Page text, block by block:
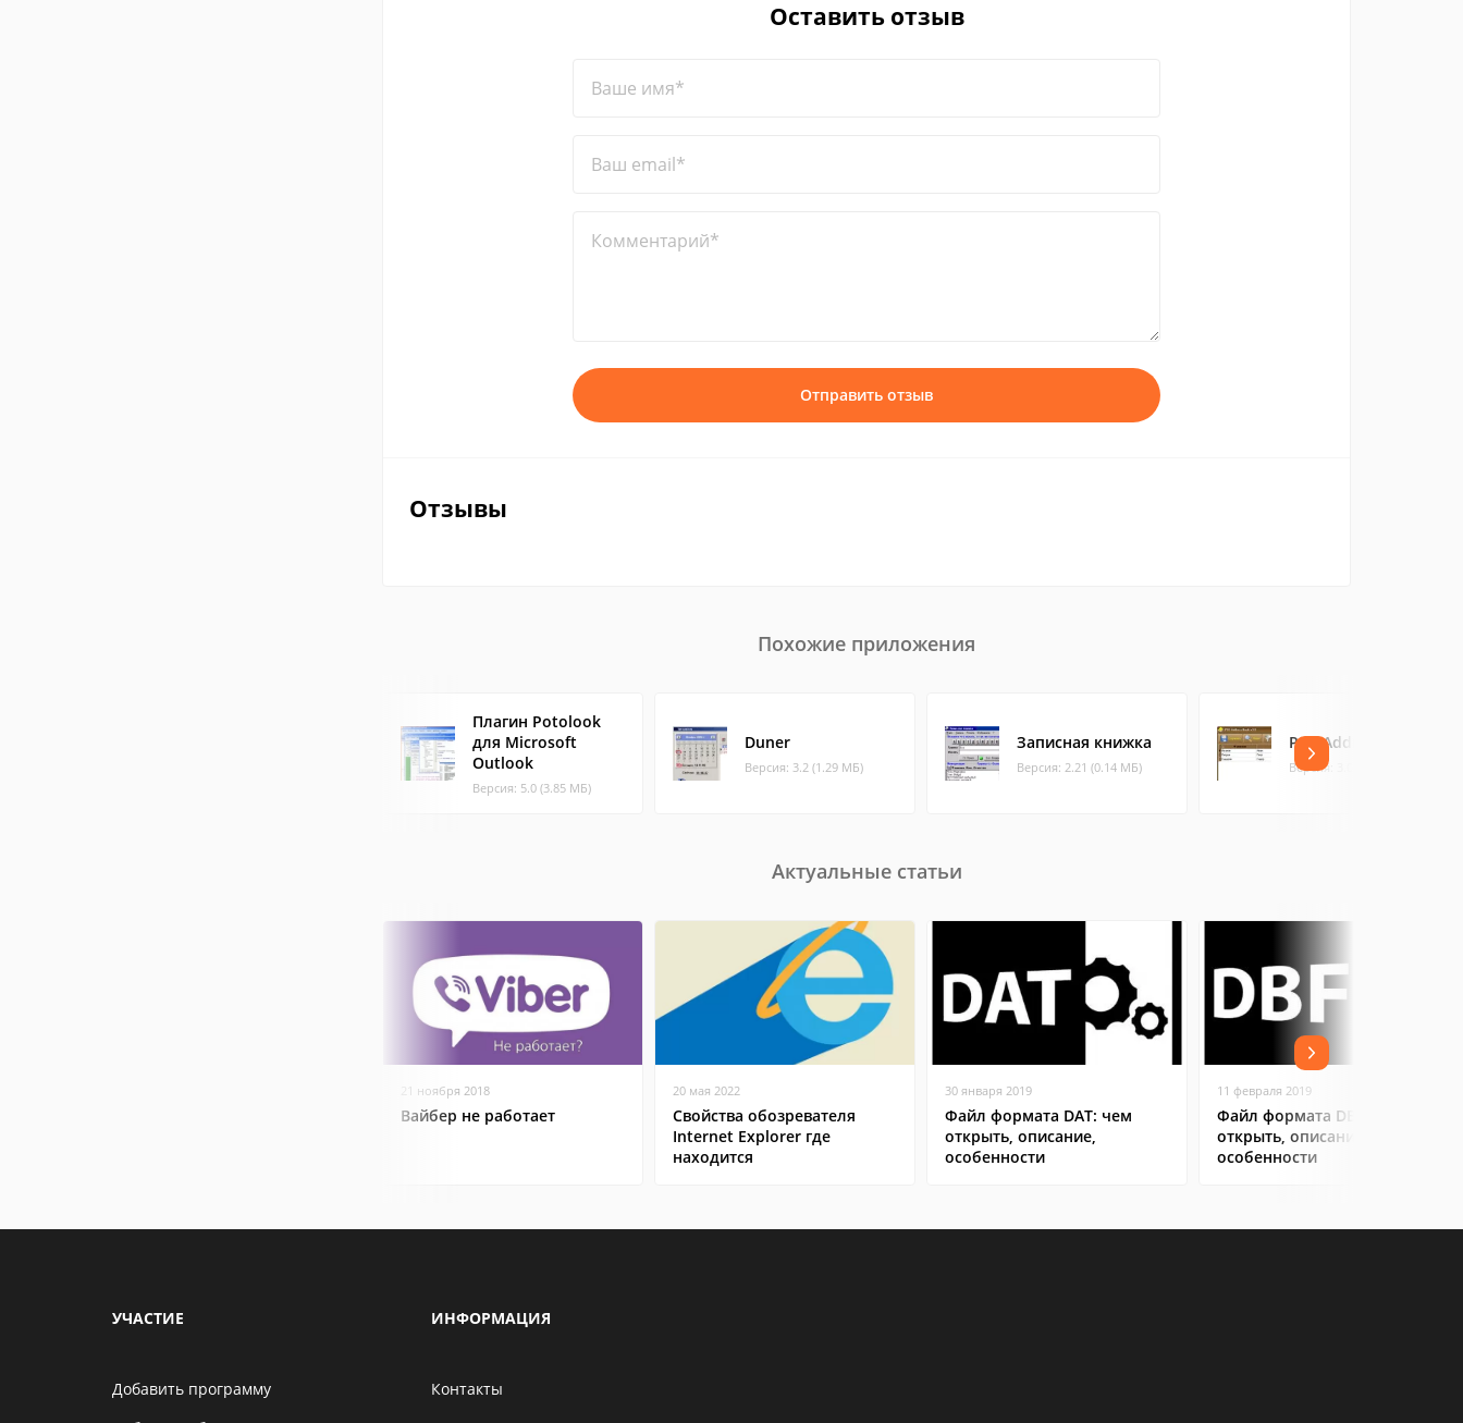
Оставить отзыв
Ваше имя*
Ваш email*
Комментарий*
Отправить отзыв
Отзывы
Похожие приложения
Плагин Potolook
для Microsoft
Outlook
Версия: 5.0 (3.85 МБ)
Duner
Версия: 3.2 (1.29 МБ)
Записная книжка
Версия: 2.21 (0.14 МБ)
PSD Address Book
Версия: 3.0 (1 МБ)
Актуальные статьи
21 ноября 2018
Вайбер не работает
20 мая 2022
Свойства обозревателя
Internet Explorer где
находится
30 января 2019
Файл формата DAT: чем
открыть, описание,
особенности
11 февраля 2019
Файл формата DBF: чем
открыть, описание,
особенности
УЧАСТИЕ
Добавить программу
ИНФОРМАЦИЯ
Контакты